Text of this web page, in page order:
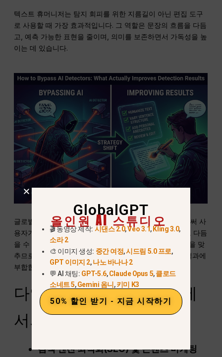
텍스트 휴머니저는 탐지 회피를 위한 지름길이 아닌 편집 도구
로 사용할 때 가장 효과적입니다. 그 역할은 문장의 흐름을 다듬
고, 예측 가능한 표현을 줄이며, 의미를 보존하면서 가독성을 높
이는 데 있습니다.
글로벌GPT의텍스트 휴머니저
이 프로세스를 지원함으로써 사
용자가 AI가 생성한 초안을 명확하고 자연스러운 콘텐츠로 다듬
을 수 있도록 돕습니다. 조작보다는 편집적 정교화에 초점을 맞
추므로, 책임감 있는 AI 글쓰기 모범 사례와 향상된 탐지 결과에
부합합니다.
다양한 글쓰기 시나리오에
서의 AI 탐지
검색 엔진 최적화(SEO) 및 콘텐츠 마케팅
GlobalGPT
올인원 AI 스튜디오
🎬 동영상 제작: 시댄스 2.0,Veo 3.1,Kling 3.0,
소라 2
🎨 이미지 생성: 중간 여정,시드림 5.0 프로,
GPT 이미지 2,나노 바나나 2
💬 AI 채팅: GPT-5.6,Claude Opus 5,클로드
소네트 5,Gemini 옴니,키미 K3
50% 할인 받기 - 지금 시작하기